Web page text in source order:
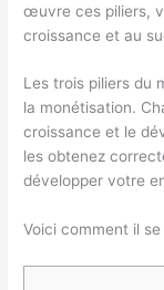
œuvre ces piliers,
croissance et au
Les trois piliers du
la monétisation.
croissance et le
les obtenez
développer votre
Voici comment il